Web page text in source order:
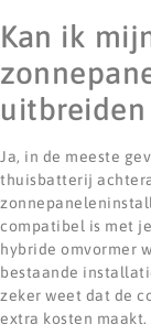
Kan ik
Ja, in de meeste
thuisbatterij
compatibel is met
hybride omvormer
bestaande
zeker weet dat de
extra kosten maakt.